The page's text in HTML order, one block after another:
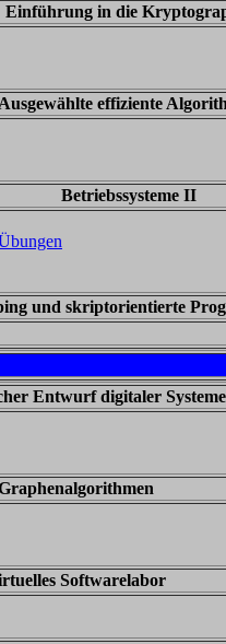
Einführung in die
Ausgewählte effiziente
Betriebssysteme II
und skriptorientierte
Entwurf digitaler Systeme
Softwarelabor